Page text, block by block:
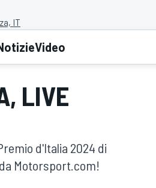
IT
Video
LIVE
d'Italia 2024 di
Motorsport.com!